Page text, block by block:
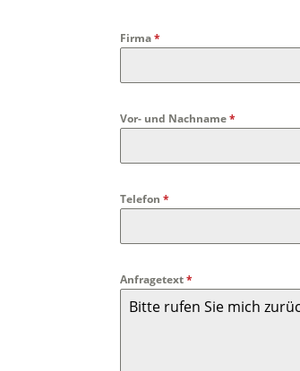
Firma*
Vor- und Nachname*
Telefon*
Anfragetext*